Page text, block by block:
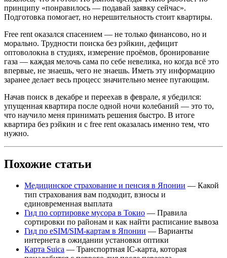
принципу «понравилось — подавай заявку сейчас».
Подготовка помогает, но нерешительность стоит квартиры.
Free rent оказался спасением — не только финансово, но и
морально. Трудности поиска без рэйкин, дефицит
оптоволокна в студиях, измерение проёмов, бронирование
газа — каждая мелочь сама по себе невелика, но когда всё это
впервые, не знаешь, чего не знаешь. Иметь эту информацию
заранее делает весь процесс значительно менее пугающим.
Начав поиск в декабре и переехав в феврале, я убедился:
упущенная квартира после одной ночи колебаний — это то,
что научило меня принимать решения быстро. В итоге
квартира без рэйкин и с free rent оказалась именно тем, что
нужно.
Похожие статьи
Медицинское страхование и пенсия в Японии — Какой
тип страхования вам подходит, взносы и
единовременная выплата
Гид по сортировке мусора в Токио — Правила
сортировки по районам и как найти расписание вывоза
Гид по eSIM/SIM-картам в Японии — Варианты
интернета в ожидании установки оптики
Карта Suica — Транспортная IC-карта, которая